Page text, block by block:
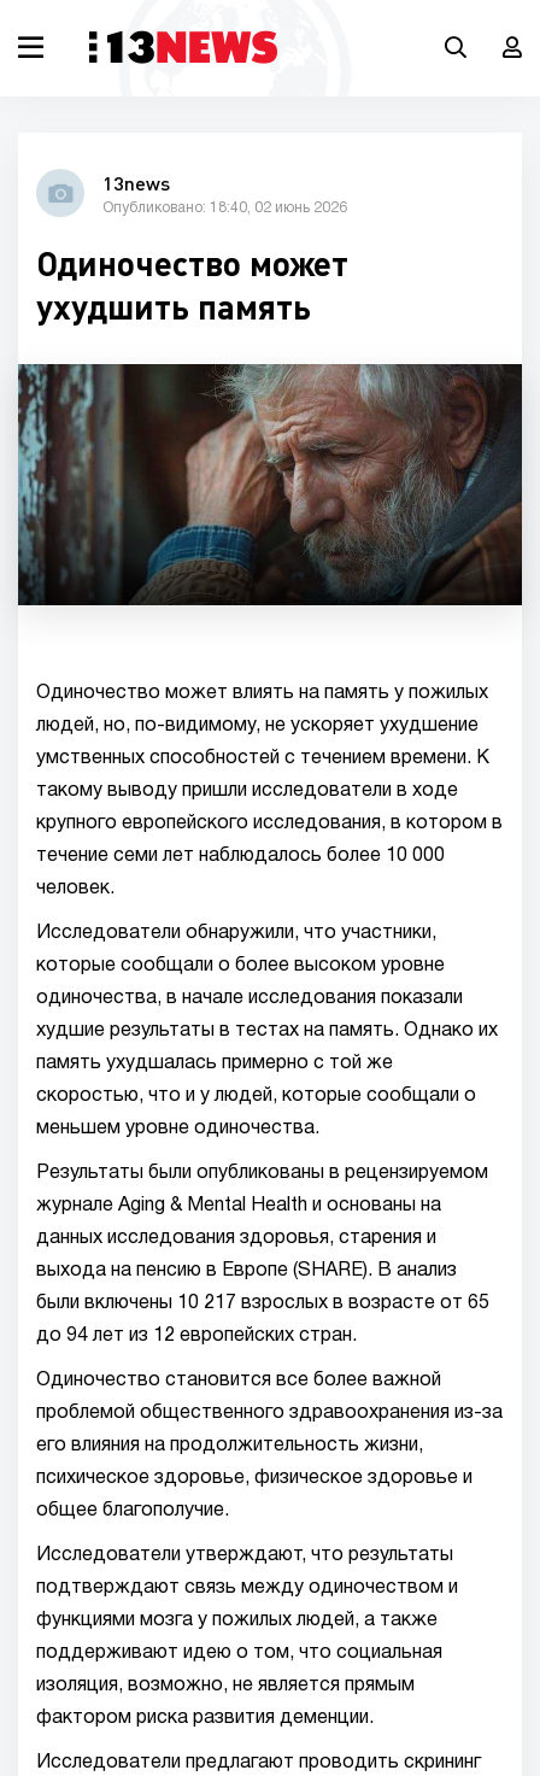
13news
Опубликовано: 18:40, 02 июнь 2026
Одиночество может
ухудшить память
Одиночество может влиять на память у пожилых
людей, но, по-видимому, не ускоряет ухудшение
умственных способностей с течением времени. К
такому выводу пришли исследователи в ходе
крупного европейского исследования, в котором в
течение семи лет наблюдалось более 10 000
человек.
Исследователи обнаружили, что участники,
которые сообщали о более высоком уровне
одиночества, в начале исследования показали
худшие результаты в тестах на память. Однако их
память ухудшалась примерно с той же
скоростью, что и у людей, которые сообщали о
меньшем уровне одиночества.
Результаты были опубликованы в рецензируемом
журнале Aging & Mental Health и основаны на
данных исследования здоровья, старения и
выхода на пенсию в Европе (SHARE). В анализ
были включены 10 217 взрослых в возрасте от 65
до 94 лет из 12 европейских стран.
Одиночество становится все более важной
проблемой общественного здравоохранения из-за
его влияния на продолжительность жизни,
психическое здоровье, физическое здоровье и
общее благополучие.
Исследователи утверждают, что результаты
подтверждают связь между одиночеством и
функциями мозга у пожилых людей, а также
поддерживают идею о том, что социальная
изоляция, возможно, не является прямым
фактором риска развития деменции.
Исследователи предлагают проводить скрининг